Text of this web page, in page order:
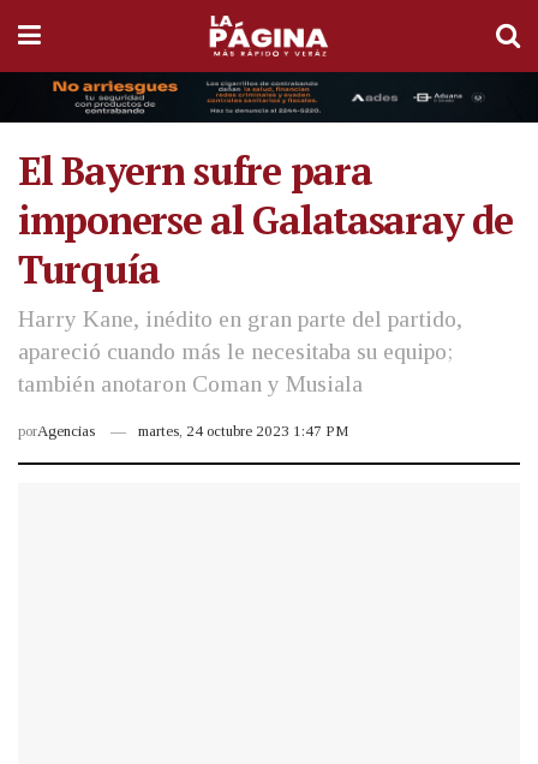
El Bayern sufre para
imponerse al Galatasaray de
Turquía
Harry Kane, inédito en gran parte del partido,
apareció cuando más le necesitaba su equipo;
también anotaron Coman y Musiala
porAgencias martes, 24 octubre 2023 1:47 PM